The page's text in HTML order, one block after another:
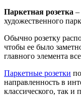
Паркетная розетка –
художественного
Обычно розетку
чтобы ее было
главного элемента
Паркетные розетки
направленность в
классического, так и